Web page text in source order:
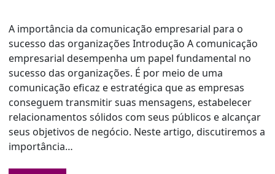
A importância da comunicação empresarial para o
sucesso das organizações Introdução A comunicação
empresarial desempenha um papel fundamental no
sucesso das organizações. É por meio de uma
comunicação eficaz e estratégica que as empresas
conseguem transmitir suas mensagens, estabelecer
relacionamentos sólidos com seus públicos e alcançar
seus objetivos de negócio. Neste artigo, discutiremos a
importância…